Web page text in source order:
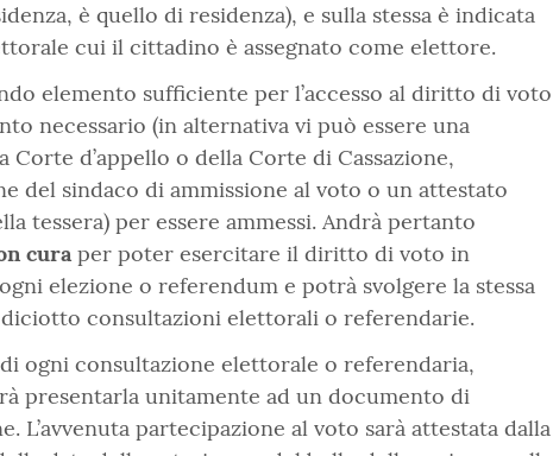
è quello di residenza), e sulla stessa è indicata
cui il cittadino è assegnato come elettore.
elemento sufficiente per l’accesso al diritto di voto
necessario (in alternativa vi può essere una
Corte d’appello o della Corte di Cassazione,
del sindaco di ammissione al voto o un attestato
tessera) per essere ammessi. Andrà pertanto
curaper poter esercitare il diritto di voto in
elezione o referendum e potrà svolgere la stessa
consultazioni elettorali o referendarie.
ogni consultazione elettorale o referendaria,
presentarla unitamente ad un documento di
L’avvenuta partecipazione al voto sarà attestata dalla